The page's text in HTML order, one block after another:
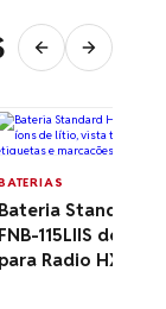
Bateria Standard
FNB-115LIIS de
para Radio